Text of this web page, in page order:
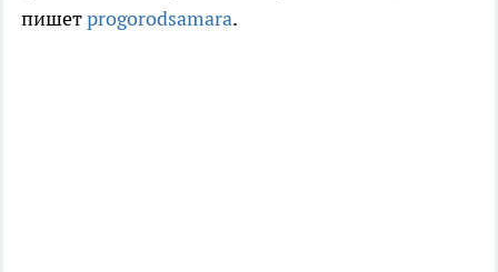
пишетprogorodsamara.